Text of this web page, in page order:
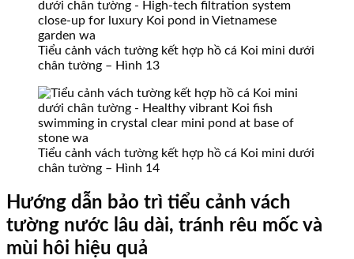
Tiểu cảnh vách tường kết hợp hồ cá Koi mini dưới
chân tường – Hình 13
Tiểu cảnh vách tường kết hợp hồ cá Koi mini dưới
chân tường – Hình 14
Hướng dẫn bảo trì tiểu cảnh vách
tường nước lâu dài, tránh rêu mốc và
mùi hôi hiệu quả